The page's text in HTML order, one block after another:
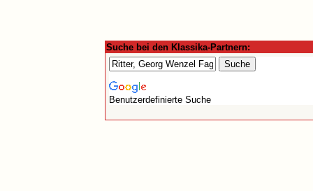
Suche bei den Klassika-Partnern:
Benutzerdefinierte Suche